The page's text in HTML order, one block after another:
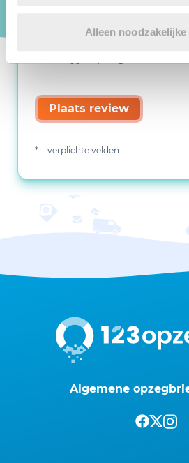
Alleen
Deze review gaat over de
123opzeggen, niet over de
Plaats review
* = verplichte velden
Algemene